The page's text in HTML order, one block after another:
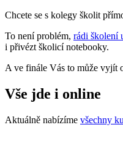
Chcete se s kolegy školit
To není problém, rádi školení
i přivézt školicí notebooky.
A ve finále Vás to může vyjít
Vše jde i online
Aktuálně nabízíme všechny